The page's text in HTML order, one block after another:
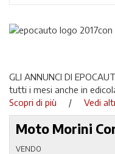
GLI ANNUNCI DI
tutti i mesi anche in
Scopri di più
/ Vedi
Moto Morini
VENDO